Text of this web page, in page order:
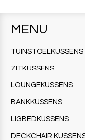
MENU
TUINSTOELKUSSENS
ZITKUSSENS
LOUNGEKUSSENS
BANKKUSSENS
LIGBEDKUSSENS
DECKCHAIR